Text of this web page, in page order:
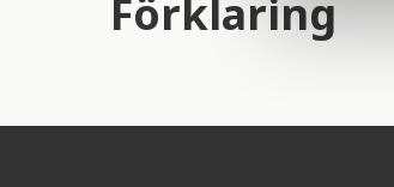
e
Förklaring